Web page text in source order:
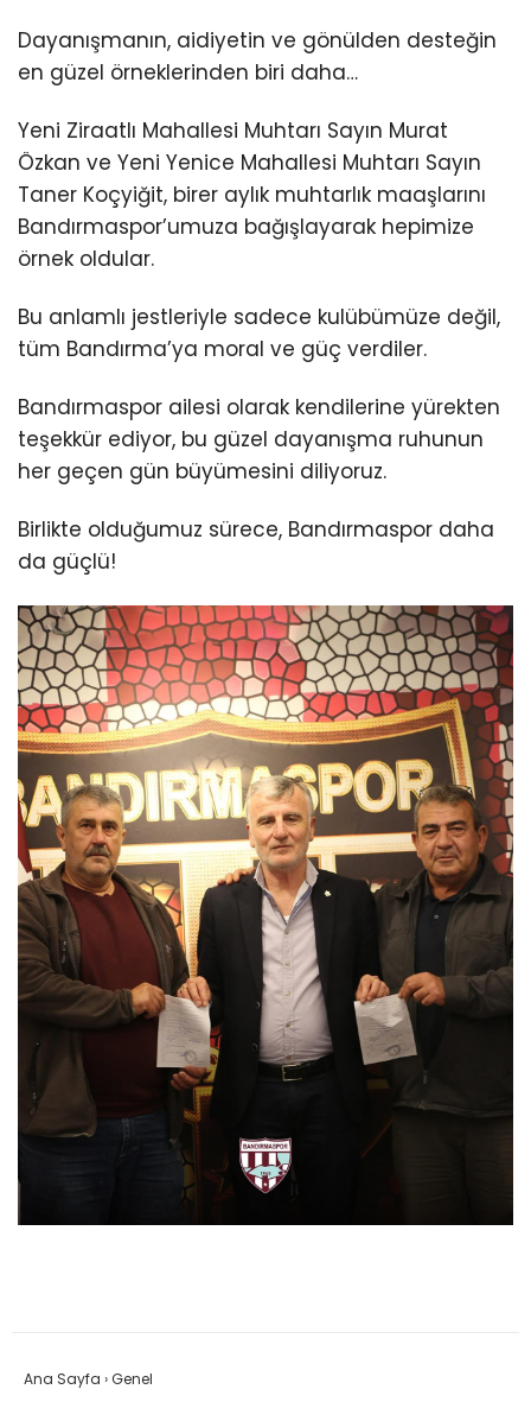
Dayanışmanın, aidiyetin ve gönülden desteğin
en güzel örneklerinden biri daha…
Yeni Ziraatlı Mahallesi Muhtarı Sayın Murat
Özkan ve Yeni Yenice Mahallesi Muhtarı Sayın
Taner Koçyiğit, birer aylık muhtarlık maaşlarını
Bandırmaspor’umuza bağışlayarak hepimize
örnek oldular.
Bu anlamlı jestleriyle sadece kulübümüze değil,
tüm Bandırma’ya moral ve güç verdiler.
Bandırmaspor ailesi olarak kendilerine yürekten
teşekkür ediyor, bu güzel dayanışma ruhunun
her geçen gün büyümesini diliyoruz.
Birlikte olduğumuz sürece, Bandırmaspor daha
da güçlü!
Ana Sayfa ›Genel